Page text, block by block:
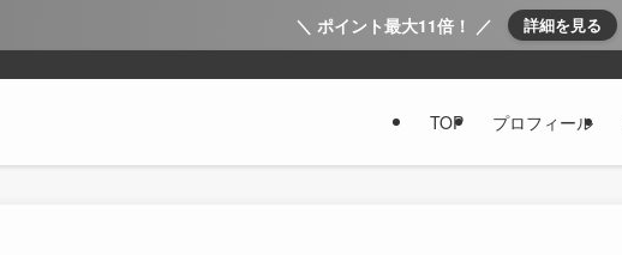
＼ ポイント最大11倍！ ／ 詳細を見る
TOP プロフィール